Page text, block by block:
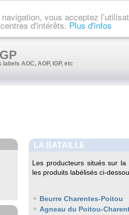
vous acceptez
d'intérêts. Plus d'infos
AOC, AOP, IGP, etc
LA BATAILLE
Les producteurs situés sur
les produits labélisés ci-
Beurre Charentes-Poitou
Agneau du Poitou-